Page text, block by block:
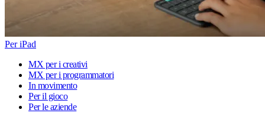
Per iPad
MX per i creativi
MX per i programmatori
In movimento
Per il gioco
Per le aziende